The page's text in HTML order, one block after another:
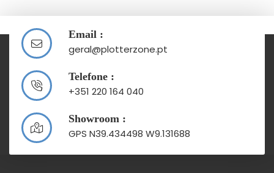
Email :
geral@plotterzone.pt
Telefone :
+351 220 164 040
Showroom :
GPS N39.434498 W9.131688